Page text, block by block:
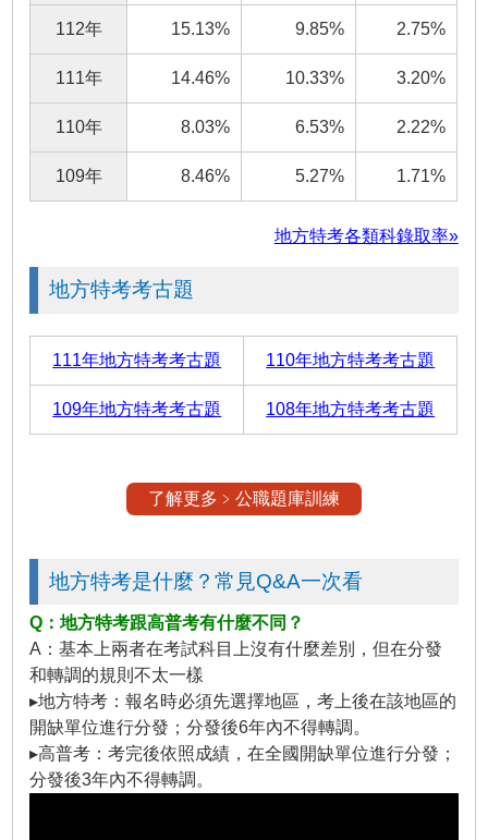
112年 15.13% 9.85% 2.75%
111年 14.46% 10.33% 3.20%
110年 8.03% 6.53% 2.22%
109年 8.46% 5.27% 1.71%
地方特考各類科錄取率»
地方特考考古題
111年地方特考考古題 110年地方特考考古題
109年地方特考考古題 108年地方特考考古題
了解更多﹥公職題庫訓練
地方特考是什麼？常見Q&A一次看
Q：地方特考跟高普考有什麼不同？
A：基本上兩者在考試科目上沒有什麼差別，但在分發
和轉調的規則不太一樣
▸地方特考：報名時必須先選擇地區，考上後在該地區的
開缺單位進行分發；分發後6年內不得轉調。
▸高普考：考完後依照成績，在全國開缺單位進行分發；
分發後3年內不得轉調。